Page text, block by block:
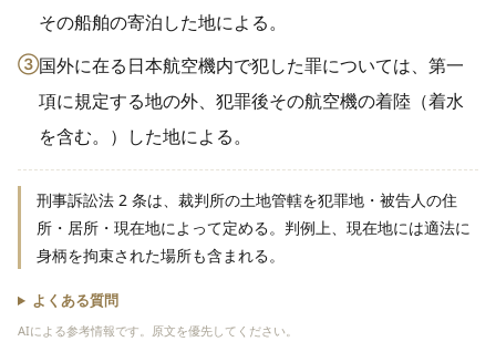
その船舶の寄泊した地による。
③国外に在る日本航空機内で犯した罪については、第一
項に規定する地の外、犯罪後その航空機の着陸（着水
を含む。）した地による。
刑事訴訟法 2 条は、裁判所の土地管轄を犯罪地・被告人の住
所・居所・現在地によって定める。判例上、現在地には適法に
身柄を拘束された場所も含まれる。
よくある質問
AIによる参考情報です。原文を優先してください。